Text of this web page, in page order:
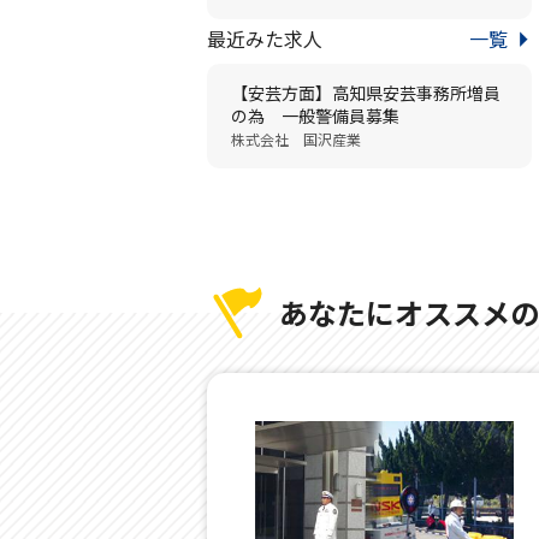
最近みた求人
【安芸方面】高知県安芸事務所増員
の為 一般警備員募集
株式会社 国沢産業
一覧
あなたにオススメ